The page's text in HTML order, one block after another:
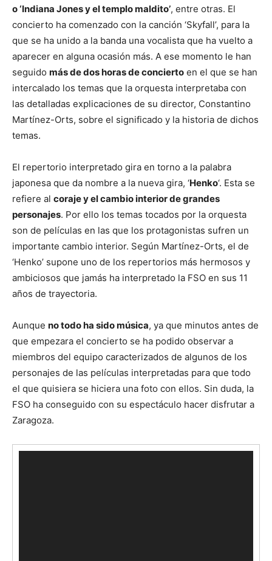
o ‘Indiana Jones y el templo maldito’, entre otras. El
concierto ha comenzado con la canción ‘Skyfall’, para la
que se ha unido a la banda una vocalista que ha vuelto a
aparecer en alguna ocasión más. A ese momento le han
seguido más de dos horas de concierto en el que se han
intercalado los temas que la orquesta interpretaba con
las detalladas explicaciones de su director, Constantino
Martínez-Orts, sobre el significado y la historia de dichos
temas.
El repertorio interpretado gira en torno a la palabra
japonesa que da nombre a la nueva gira, ‘Henko‘. Esta se
refiere al coraje y el cambio interior de grandes
personajes. Por ello los temas tocados por la orquesta
son de películas en las que los protagonistas sufren un
importante cambio interior. Según Martínez-Orts, el de
‘Henko’ supone uno de los repertorios más hermosos y
ambiciosos que jamás ha interpretado la FSO en sus 11
años de trayectoria.
Aunque no todo ha sido música, ya que minutos antes de
que empezara el concierto se ha podido observar a
miembros del equipo caracterizados de algunos de los
personajes de las películas interpretadas para que todo
el que quisiera se hiciera una foto con ellos. Sin duda, la
FSO ha conseguido con su espectáculo hacer disfrutar a
Zaragoza.